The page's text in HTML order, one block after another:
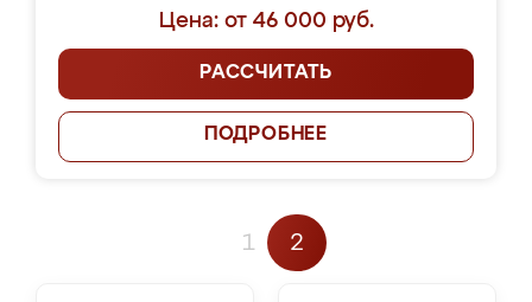
Цена: от 46 000 руб.
РАССЧИТАТЬ
ПОДРОБНЕЕ
1 2